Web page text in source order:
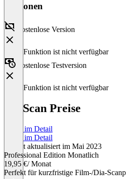
Versionen
Kostenlose Version
Diese Funktion ist nicht verfügbar
Kostenlose Testversion
Diese Funktion ist nicht verfügbar
VueScan Preise
Preise im Detail
Preise im Detail
Zuletzt aktualisiert im Mai 2023
Professional Edition Monatlich
19,95 €/ Monat
Perfekt für kurzfristige Film-/Dia-